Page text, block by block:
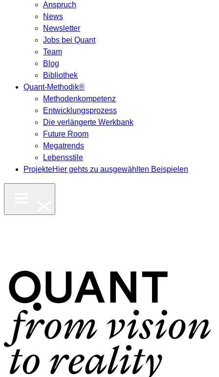
Anspruch
News
Newsletter
Jobs bei Quant
Team
Blog
Bibliothek
Quant-Methodik®
Methodenkompetenz
Entwicklungsprozess
Die verlängerte Werkbank
Future Room
Megatrends
Lebensstile
ProjekteHier gehts zu ausgewählten Beispielen